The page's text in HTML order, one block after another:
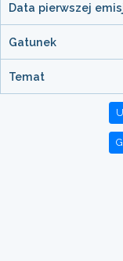
Data pierwszej
Gatunek
Temat